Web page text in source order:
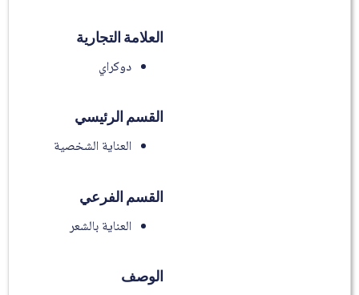
العلامة التجارية
دوكراي
القسم الرئيسي
العناية الشخصية
القسم الفرعي
العناية بالشعر
الوصف